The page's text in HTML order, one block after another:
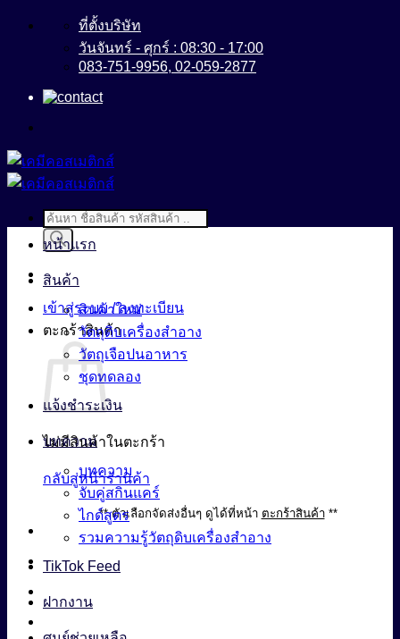
ข้าม
เนื้อหา
ที่ตั้งบริษัท
วันจันทร์ - ศุกร์ : 08:30 - 17:00
083-751-9956, 02-059-2877
Products
search
เข้าสู่ระบบ / ลงทะเบียน
ตะกร้าสินค้า
ไม่มีสินค้าในตะกร้า
กลับสู่หน้าร้านค้า
** ตัวเลือกจัดส่งอื่นๆ ดูได้ที่หน้า ตะกร้าสินค้า**
หน้าแรก
สินค้า
สินค้าใหม่
วัตถุดิบเครื่องสำอาง
วัตถุเจือปนอาหาร
ชุดทดลอง
แจ้งชำระเงิน
บทความ
บทความ
จับคู่สกินแคร์
ไกด์สูตร
รวมความรู้วัตถุดิบเครื่องสำอาง
TikTok Feed
ฝากงาน